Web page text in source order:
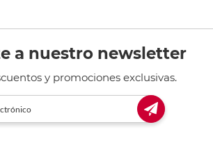
a nuestro newsletter
y promociones exclusivas.